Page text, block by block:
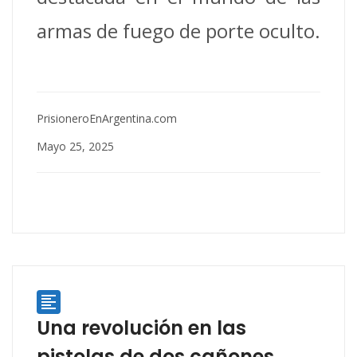
armas de fuego de porte oculto.
PrisioneroEnArgentina.com
Mayo 25, 2025

Una revolución en las